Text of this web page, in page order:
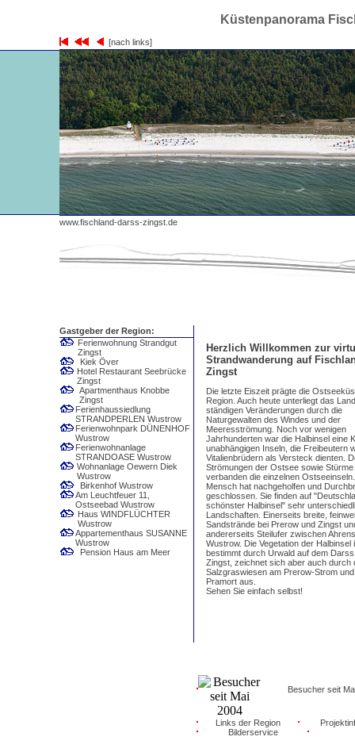
Küstenpanorama
[nach links]
www.fischland-darss-zingst.de
Gastgeber der Region:
Ferienwohnung Strandgut
Zingst
Kiek Över
Hotel Restaurant Seebrücke
Zingst
Apartmenthaus Knobbe
Zingst
Ferienhaussiedlung
STRANDPERLEN Wustrow
Ferienwohnpark DÜNENHOF
Wustrow
Ferienwohnanlage
STRANDOASE Wustrow
Wohnanlage Oewern Diek
Wustrow
Birkenhof Wustrow
Am Leuchtfeuer 11,
Ostseebad Wustrow
Haus WINDFLÜCHTER
Wustrow
Appartementhaus SUSANNE
Wustrow
Pension Haus am Meer
Herzlich Willkommen zur
Strandwanderung auf
Zingst
Die letzte Eiszeit prägte die
Region. Auch heute unterliegt das Land
ständigen Veränderungen durch die
Naturgewalten des Windes und der
Meeresströmung. Noch vor wenigen
Jahrhunderten war die Halbinsel eine
unabhängigen Inseln, die Freibeutern
Vitalienbrüdern als Versteck dienten.
Strömungen der Ostsee sowie Stürme
verbanden die einzelnen
Mensch hat nachgeholfen und
geschlossen. Sie finden auf
schönster Halbinsel" sehr
Landschaften. Einerseits breite,
Sandstrände bei Prerow und Zingst
andererseits Steilufer zwischen
Wustrow. Die Vegetation der Halbinsel
bestimmt durch Urwald auf dem
Zingst, zeichnet sich aber auch durch
Salzgraswiesen am Prerow-Strom
Pramort aus.
Sehen Sie einfach selbst!
Besucher seit
Links der Region
Bilderservice